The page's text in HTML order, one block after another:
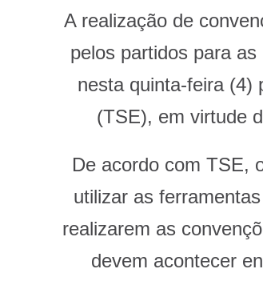
A realização de
pelos partidos para
nesta quinta-feira (4)
(TSE), em virtude
De acordo com TSE,
utilizar as
realizarem as
devem acontecer